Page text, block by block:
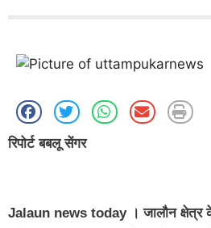
रिपोर्ट बबलू सेंगर
Jalaun news today । जालौन क्षेत्र के